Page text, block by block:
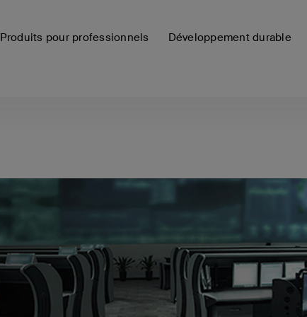
Produits pour professionnels Développement durable